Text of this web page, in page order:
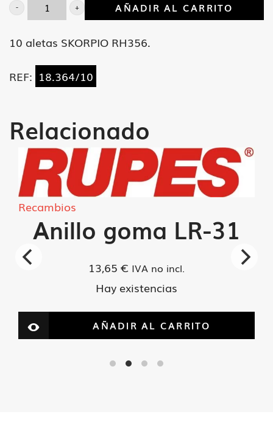
10
SKORPIO
RH356.
cantidad
AÑADIR AL CARRITO
10 aletas SKORPIO RH356.
REF: 18.364/10
Relacionado
Recambios
Anillo goma LR-31
13,65 € IVA no incl.
Hay existencias
AÑADIR AL CARRITO